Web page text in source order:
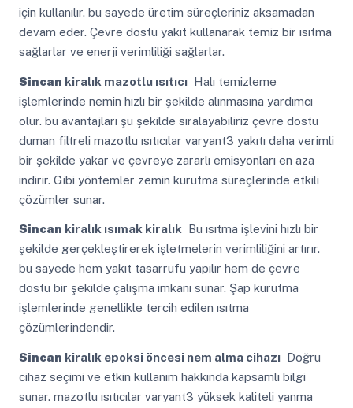
için kullanılır. bu sayede üretim süreçleriniz aksamadan
devam eder. Çevre dostu yakıt kullanarak temiz bir ısıtma
sağlarlar ve enerji verimliliği sağlarlar.
Sincan kiralık mazotlu ısıtıcıHalı temizleme
işlemlerinde nemin hızlı bir şekilde alınmasına yardımcı
olur. bu avantajları şu şekilde sıralayabiliriz çevre dostu
duman filtreli mazotlu ısıtıcılar varyant3 yakıtı daha verimli
bir şekilde yakar ve çevreye zararlı emisyonları en aza
indirir. Gibi yöntemler zemin kurutma süreçlerinde etkili
çözümler sunar.
Sincan kiralık ısımak kiralık Bu ısıtma işlevini hızlı bir
şekilde gerçekleştirerek işletmelerin verimliliğini artırır.
bu sayede hem yakıt tasarrufu yapılır hem de çevre
dostu bir şekilde çalışma imkanı sunar. Şap kurutma
işlemlerinde genellikle tercih edilen ısıtma
çözümlerindendir.
Sincan kiralık epoksi öncesi nem alma cihazıDoğru
cihaz seçimi ve etkin kullanım hakkında kapsamlı bilgi
sunar. mazotlu ısıtıcılar varyant3 yüksek kaliteli yanma